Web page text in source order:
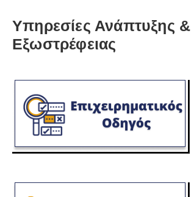
Υπηρεσίες Ανάπτυξης &
Εξωστρέφειας